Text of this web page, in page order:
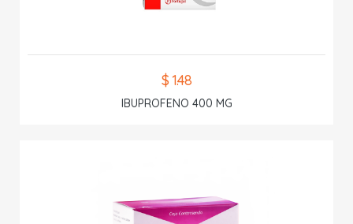
$ 1.48
IBUPROFENO 400 MG